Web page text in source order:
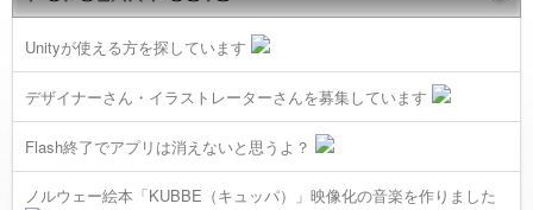
Unityが使える方を探しています
デザイナーさん・イラストレーターさんを募集しています
Flash終了でアプリは消えないと思うよ？
ノルウェー絵本「KUBBE（キュッパ）」映像化の音楽を作りました